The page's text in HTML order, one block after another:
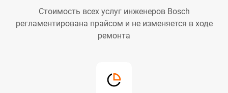
Стоимость всех услуг инженеров Bosch
регламентирована прайсом и не изменяется в ходе
ремонта